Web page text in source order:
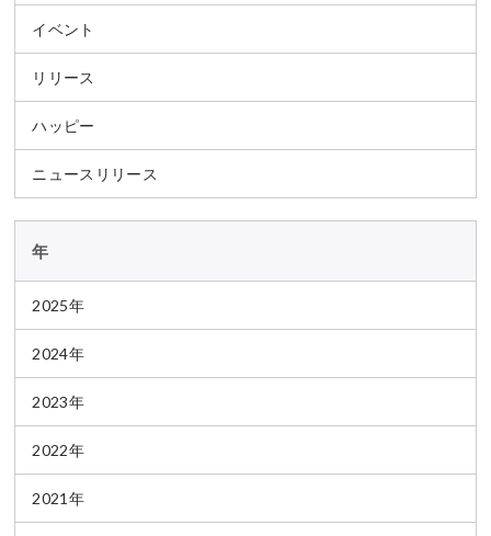
イベント
リリース
ハッピー
ニュースリリース
年
2025年
2024年
2023年
2022年
2021年